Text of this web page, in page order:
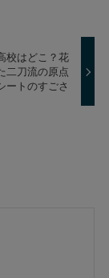
校はどこ？花
二刀流の原点
ートのすごさ